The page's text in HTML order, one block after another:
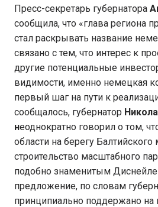
Пресс-секретарь губернатора
сообщила, что «глава региона
стал раскрывать название
связано с тем, что интерес к
другие потенциальные
видимости, именно немецкая
первый шаг на пути к
сообщалось, губернатор
неоднократно говорил о том,
области на берегу
строительство масштабного
подобно знаменитым
предложение, по словам
принципиально поддержано